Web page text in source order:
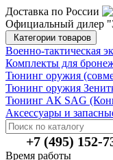
Доставка по России
Официальный дилер
Категории товаров
Военно-тактическая
Комплекты для
Тюнинг оружия
Тюнинг оружия
Тюнинг АК SAG
Аксессуары и
+7 (495) 152-
Время работы